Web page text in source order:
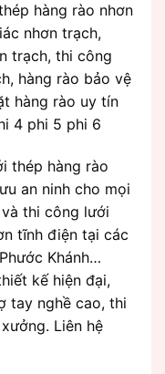
hàng rào nhơn
nhơn trạch,
trạch, thi công
hàng rào bảo vệ
hàng rào uy tín
4 phi 5 phi 6
thép hàng rào
an ninh cho mọi
thi công lưới
tĩnh điện tại các
Khánh…
kế hiện đại,
tay nghề cao, thi
Liên hệ